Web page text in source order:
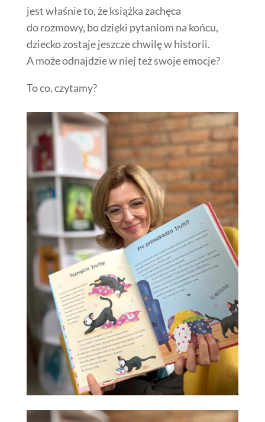
jest właśnie to, że książka zachęca
do rozmowy, bo dzięki pytaniom na końcu,
dziecko zostaje jeszcze chwilę w historii.
A może odnajdzie w niej też swoje emocje?
To co, czytamy?